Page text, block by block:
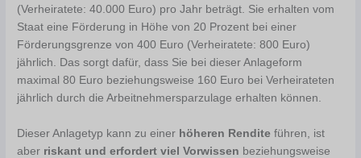
(Verheiratete: 40.000 Euro) pro Jahr beträgt. Sie erhalten vom
Staat eine Förderung in Höhe von 20 Prozent bei einer
Förderungsgrenze von 400 Euro (Verheiratete: 800 Euro)
jährlich. Das sorgt dafür, dass Sie bei dieser Anlageform
maximal 80 Euro beziehungsweise 160 Euro bei Verheirateten
jährlich durch die Arbeitnehmersparzulage erhalten können.
Dieser Anlagetyp kann zu einer höheren Rendite führen, ist
aber riskant und erfordert viel Vorwissen beziehungsweise